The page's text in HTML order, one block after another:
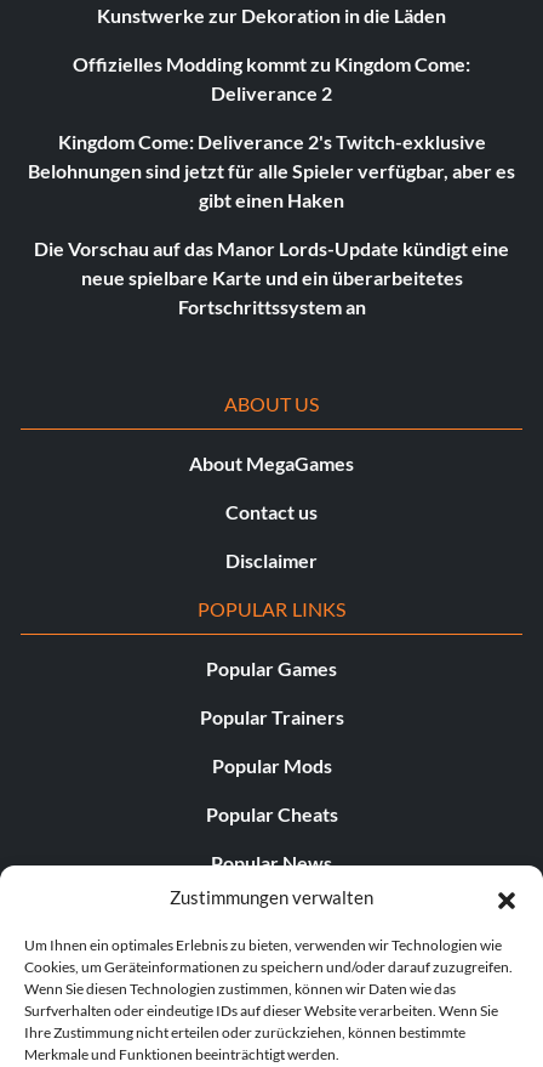
Zustimmungen verwalten
Um Ihnen ein optimales Erlebnis zu bieten, verwenden wir Technologien wie
Cookies, um Geräteinformationen zu speichern und/oder darauf zuzugreifen.
Wenn Sie diesen Technologien zustimmen, können wir Daten wie das
Surfverhalten oder eindeutige IDs auf dieser Website verarbeiten. Wenn Sie
Ihre Zustimmung nicht erteilen oder zurückziehen, können bestimmte
Merkmale und Funktionen beeinträchtigt werden.
Kunstwerke zur Dekoration in die Läden
Offizielles Modding kommt zu Kingdom Come:
Deliverance 2
Kingdom Come: Deliverance 2's Twitch-exklusive
Belohnungen sind jetzt für alle Spieler verfügbar, aber es
gibt einen Haken
Die Vorschau auf das Manor Lords-Update kündigt eine
neue spielbare Karte und ein überarbeitetes
Fortschrittssystem an
ABOUT US
About MegaGames
Contact us
Disclaimer
POPULAR LINKS
Popular Games
Popular Trainers
Popular Mods
Popular Cheats
Popular News
Popular Editorials
Popular Free Games
LATEST UPDATES